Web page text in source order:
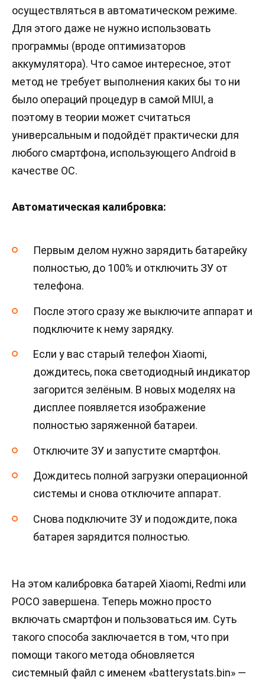
осуществляться в автоматическом режиме.
Для этого даже не нужно использовать
программы (вроде оптимизаторов
аккумулятора). Что самое интересное, этот
метод не требует выполнения каких бы то ни
было операций процедур в самой MIUI, а
поэтому в теории может считаться
универсальным и подойдёт практически для
любого смартфона, использующего Android в
качестве ОС.
Автоматическая калибровка:
Первым делом нужно зарядить батарейку
полностью, до 100% и отключить ЗУ от
телефона.
После этого сразу же выключите аппарат и
подключите к нему зарядку.
Если у вас старый телефон Xiaomi,
дождитесь, пока светодиодный индикатор
загорится зелёным. В новых моделях на
дисплее появляется изображение
полностью заряженной батареи.
Отключите ЗУ и запустите смартфон.
Дождитесь полной загрузки операционной
системы и снова отключите аппарат.
Снова подключите ЗУ и подождите, пока
батарея зарядится полностью.
На этом калибровка батарей Xiaomi, Redmi или
POCO завершена. Теперь можно просто
включать смартфон и пользоваться им. Суть
такого способа заключается в том, что при
помощи такого метода обновляется
системный файл с именем «batterystats.bin» —